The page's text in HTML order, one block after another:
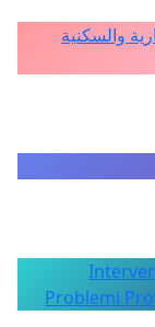
والسكنية
Problemi